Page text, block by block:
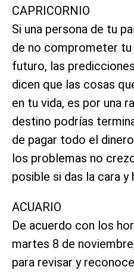
CAPRICORNIO
Si una persona de tu
de no comprometer
futuro, las
dicen que las cosas
en tu vida, es por una
destino podrías
de pagar todo el
los problemas no
posible si das la cara y
ACUARIO
De acuerdo con los
martes 8 de
para revisar y